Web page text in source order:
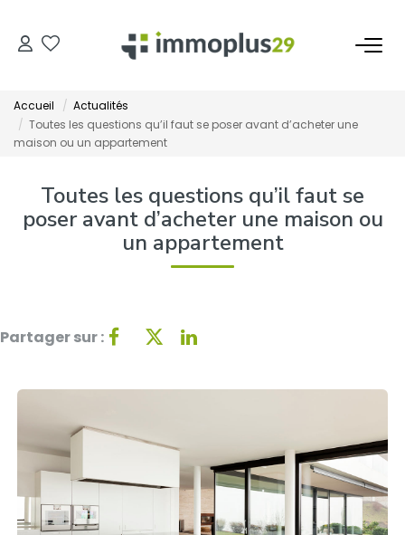
Maison
Terrain
Immeuble
Local
Appartement
ESTIMER
Accueil
Actualités
Toutes les questions qu’il faut se poser avant d’acheter une
maison ou un appartement
Toutes les questions qu’il faut se
poser avant d’acheter une maison ou
un appartement
Partager sur :